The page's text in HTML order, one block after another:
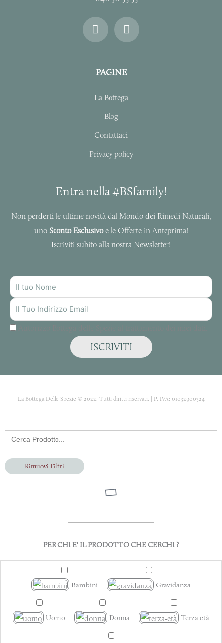
I
n
s
a
g
a
F
a
c
b
o
k
PAGINE
La Bottega
Blog
Contattaci
Privacy policy
Entra nella #BSfamily!
Non perderti le ultime novità dal Mondo dei Rimedi Naturali,
uno Sconto Esclusivoe le Offerte in Anteprima!
Iscriviti subito alla nostra Newsletter!
NOME
INDIRIZZO
MAIL
ISCRIVITI
La Bottega Delle Spezie © 2022. Tutti diritti riservati. | P. IVA: 01032900324
Search
for:
Rimuovi Filtri
PER CHI E' IL PRODOTTO CHE CERCHI ?
Bambini Gravidanza
Uomo Donna Terza età